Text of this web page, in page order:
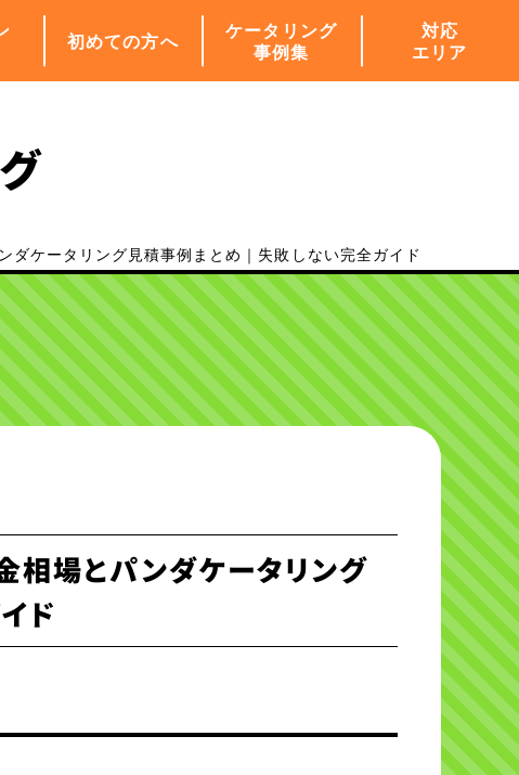
初めての方へ
ケータリング
事例集
対応
エリア
ダケータリング見積事例まとめ｜失敗しない完全ガイド
相場とパンダケータリング
ド